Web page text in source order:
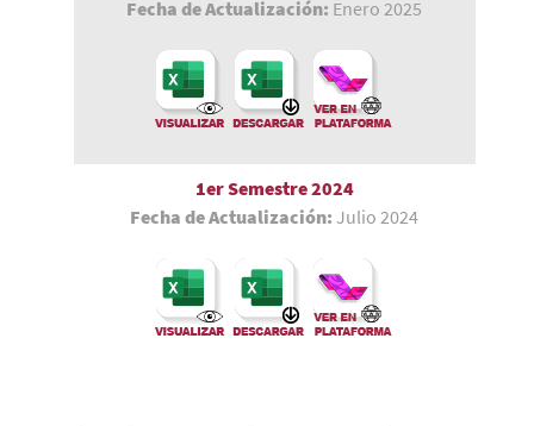
Fecha de Actualización: Enero 2025
1er Semestre 2024
Fecha de Actualización: Julio 2024